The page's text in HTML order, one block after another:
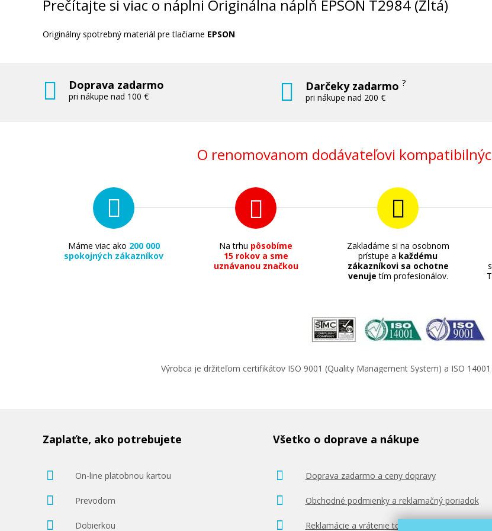
Originálna náplň EPSON T2992 (Azúrová)
Originálna náplň
Originálna náplň EPSON
Originálna náplň
23,90 €
Pridať do košíka
31,90 €
Prečítajte si viac o náplni Originálna náplň EPSON T2984 (Žltá)
Originálny spotrebný materiál pre tlačiarne EPSON
Doprava zadarmo
pri nákupe nad 100 €
Darčeky zadarmo?
pri nákupe nad 200 €
O renomovanom dodávateľovi
Máme viac ako 200 000
spokojných zákazníkov
Na trhu pôsobíme
15 rokov a sme
uznávanou značkou
Zakladáme si na osobnom
prístupe a každému
zákazníkovi sa ochotne
venuje tím profesionálov.
Výrobca je držiteľom certifikátov ISO 9001 (Quality Management System) a ISO
Zaplaťte, ako potrebujete
On-line platobnou kartou
Prevodom
Dobierkou
Všetko o doprave a nákupe
Doprava zadarmo a ceny dopravy
Obchodné podmienky a reklamačný poriadok
Reklamácie a vrátenie tovaru